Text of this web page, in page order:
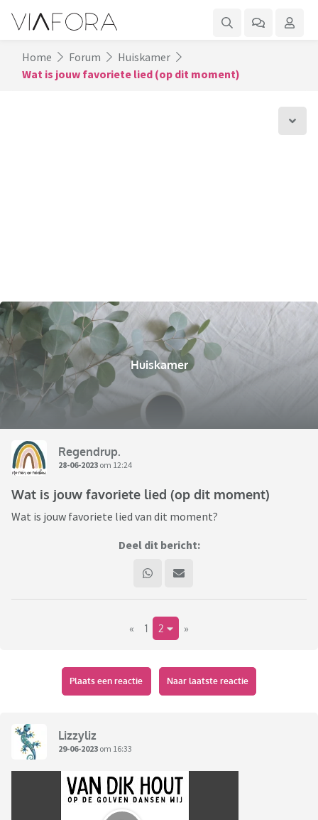
Home Forum
Huiskamer
Wat is jouw favoriete lied (op dit moment)
Huiskamer
Regendrup.
28-06-2023 om 12:24
Wat is jouw favoriete lied (op dit moment)
Wat is jouw favoriete lied van dit moment?
Deel dit bericht:
« 1 2 »
Plaats een reactie Naar laatste reactie
Lizzyliz
29-06-2023 om 16:33